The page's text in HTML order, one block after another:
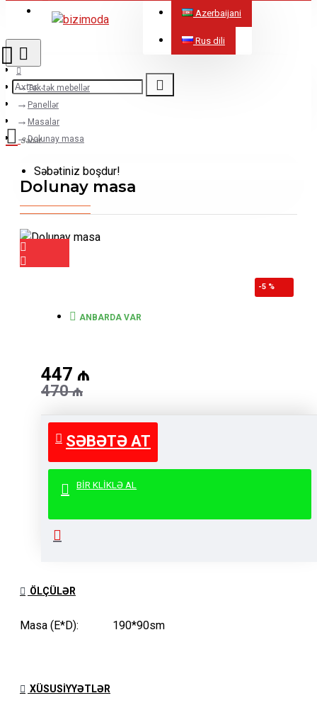
Azerbaijani
Rus dili
Səbət
Səbətiniz boşdur!
Tək-tək mebellər
Panellər
Masalar
Dolunay masa
Dolunay masa
-5 %
447 ₼
470₼
ANBARDA VAR
SƏBƏTƏ AT
BIR KLIKLƏ AL
ÖLÇÜLƏR
Masa (E*D): 190*90sm
XÜSUSIYYƏTLƏR